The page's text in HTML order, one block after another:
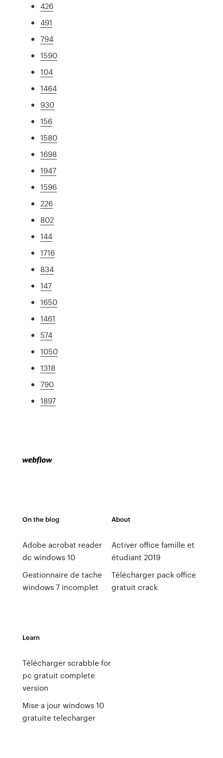
426
491
794
1590
104
1464
930
156
1580
1698
1947
1596
226
802
144
1716
834
147
1650
1461
574
1050
1318
790
1897
On the blog
Adobe acrobat reader
dc windows 10
Gestionnaire de tache
windows 7 incomplet
About
Activer office famille et
étudiant 2019
Télécharger pack office
gratuit crack
Learn
Télécharger scrabble for
pc gratuit complete
version
Mise a jour windows 10
gratuite telecharger